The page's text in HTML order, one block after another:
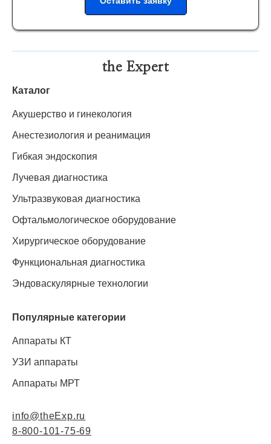
the Expert
Каталог
Акушерство и гинекология
Анестезиология и реанимация
Гибкая эндоскопия
Лучевая диагностика
Ультразвуковая диагностика
Офтальмологическое оборудование
Хирургическое оборудование
Функциональная диагностика
Эндоваскулярные технологии
Популярные категории
Аппараты КТ
УЗИ аппараты
Аппараты МРТ
info@theExp.ru
8-800-101-75-69